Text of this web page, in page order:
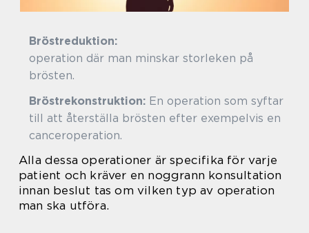
Bröstreduktion:
operation där man minskar storleken på
brösten.
Bröstrekonstruktion: En operation som syftar
till att återställa brösten efter exempelvis en
canceroperation.
Alla dessa operationer är specifika för varje
patient och kräver en noggrann konsultation
innan beslut tas om vilken typ av operation
man ska utföra.